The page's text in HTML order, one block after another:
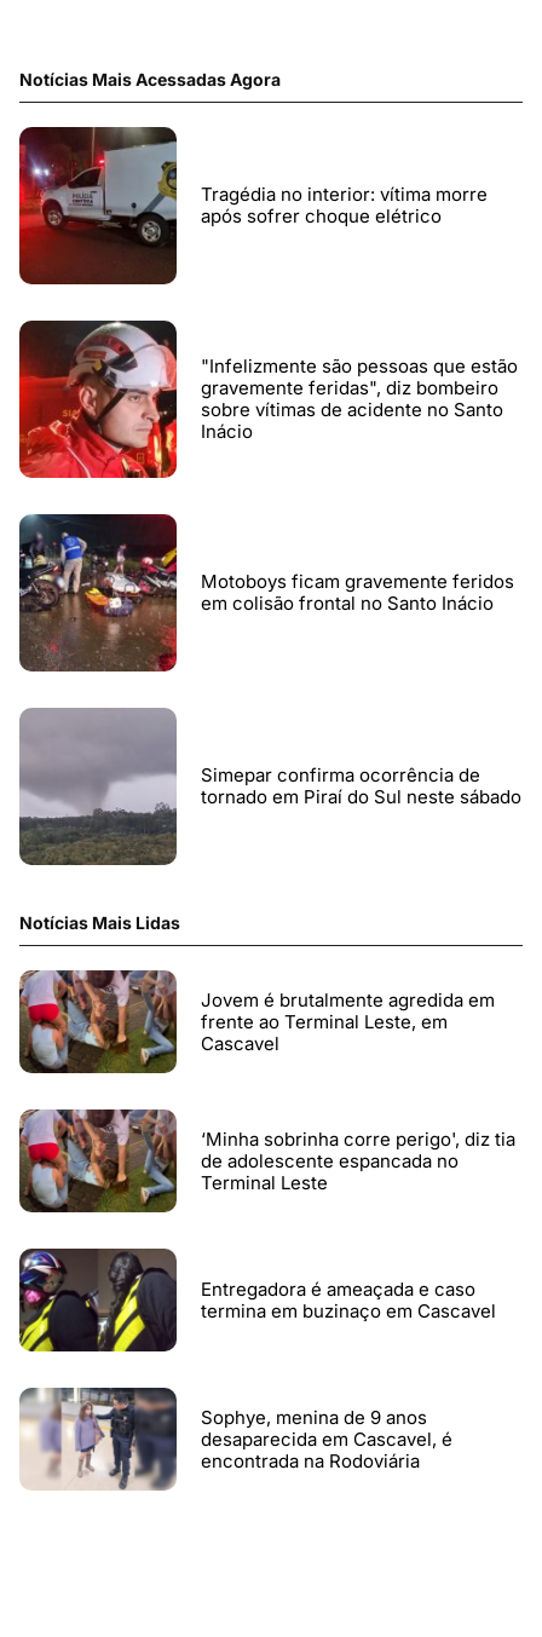
Notícias Mais Acessadas Agora
Tragédia no interior: vítima morre
após sofrer choque elétrico
"Infelizmente são pessoas que estão
gravemente feridas", diz bombeiro
sobre vítimas de acidente no Santo
Inácio
Motoboys ficam gravemente feridos
em colisão frontal no Santo Inácio
Simepar confirma ocorrência de
tornado em Piraí do Sul neste sábado
Notícias Mais Lidas
Jovem é brutalmente agredida em
frente ao Terminal Leste, em
Cascavel
‘Minha sobrinha corre perigo', diz tia
de adolescente espancada no
Terminal Leste
Entregadora é ameaçada e caso
termina em buzinaço em Cascavel
Sophye, menina de 9 anos
desaparecida em Cascavel, é
encontrada na Rodoviária